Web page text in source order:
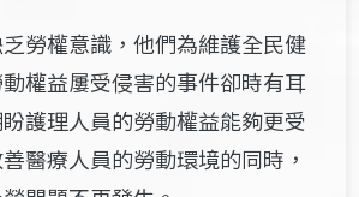
勞權意識，他們為維護全民健
權益屢受侵害的事件卻時有耳
護理人員的勞動權益能夠更受
醫療人員的勞動環境的同時，